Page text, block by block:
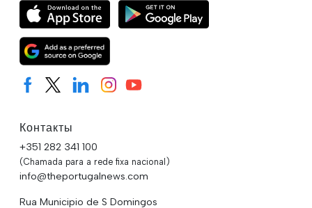
Контакты
+351 282 341 100
(Chamada para a rede fixa nacional)
info@theportugalnews.com
Rua Municipio de S Domingos